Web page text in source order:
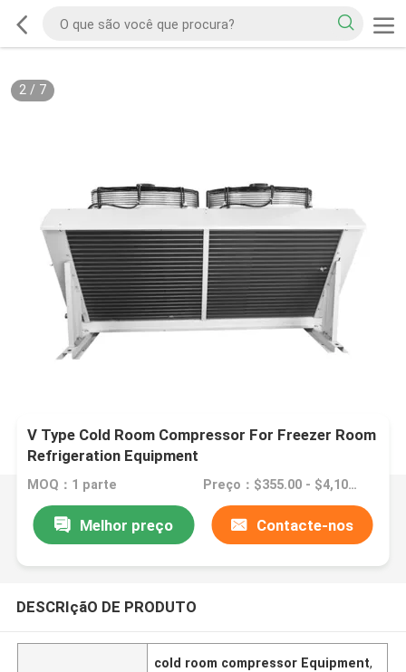
2/ 7
V Type Cold Room Compressor For Freezer Room
Refrigeration Equipment
MOQ：1 parte Preço：$355.00 - $4,100.00/sets
Melhor preço Contacte-nos
DESCRIçãO DE PRODUTO
cold room compressor Equipment,